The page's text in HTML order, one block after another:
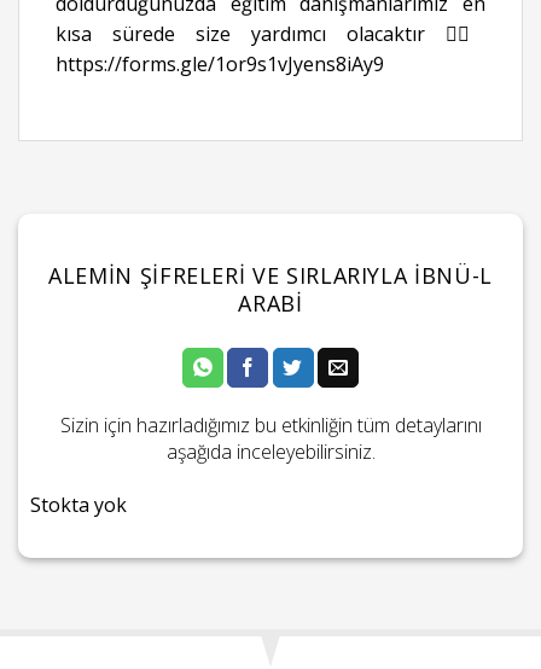
kısa sürede size yardımcı olacaktır 👉🏻
https://forms.gle/1or9s1vJyens8iAy9
ALEMIN ŞIFRELERI VE SIRLARIYLA İBNÜ-L
ARABI
Sizin için hazırladığımız bu etkinliğin tüm detaylarını
aşağıda inceleyebilirsiniz.
Stokta yok